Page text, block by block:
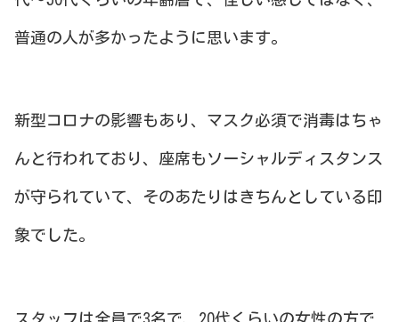
普通の人が多かったように思います。
新型コロナの影響もあり、マスク必須で消毒はちゃ
んと行われており、座席もソーシャルディスタンス
が守られていて、そのあたりはきちんとしている印
象でした。
スタッフは全員で3名で、20代くらいの女性の方で